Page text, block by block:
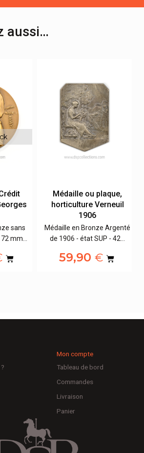
aussi…
sans
mm…
Médaille ou plaque,
horticulture Verneuil
1906
Médaille en Bronze Argenté
de 1906 - état SUP - 42…
59,90€
Mon compte
Tableau de bord
Commandes
Livraison
Panier